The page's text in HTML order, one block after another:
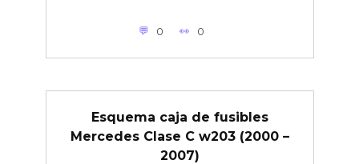
0 0
Esquema caja de fusibles
Mercedes Clase C w203 (2000 –
2007)